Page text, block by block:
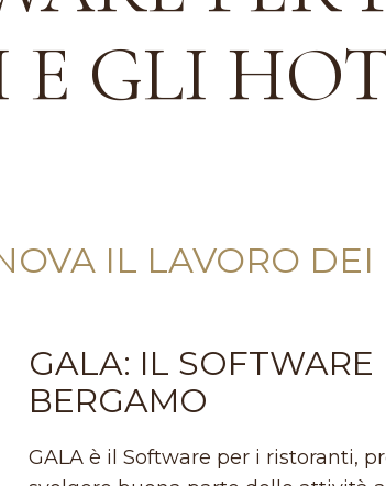
GLI
IL LAVORO
GALA: IL
BERGAMO
GALA è il Software per i ristoranti,